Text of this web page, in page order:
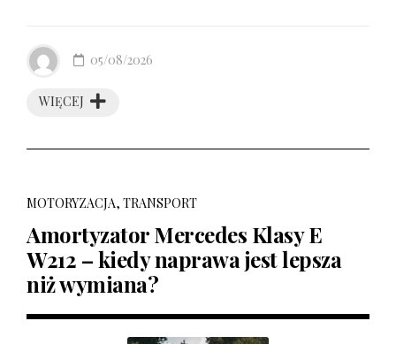
WIĘCEJ
05/08/2026
MOTORYZACJA, TRANSPORT
Amortyzator Mercedes Klasy E
W212 – kiedy naprawa jest lepsza
niż wymiana?